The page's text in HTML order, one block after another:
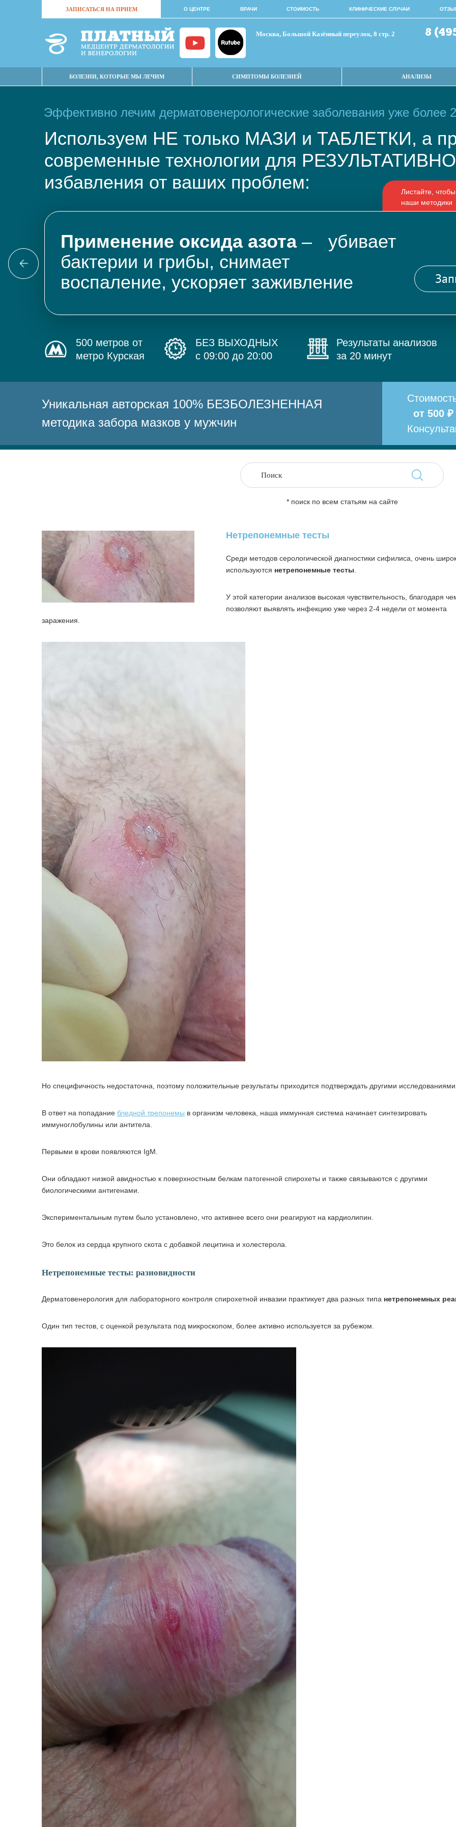
ЗАПИСАТЬСЯ НА ПРИЕМ О ЦЕНТРЕ ВРАЧИ СТОИМОСТЬ КЛИНИЧЕСКИЕ СЛУЧАИ
Москва, Большой Казённый переулок, 8 стр. 2 8
БОЛЕЗНИ, КОТОРЫЕ МЫ ЛЕЧИМ СИМПТОМЫ БОЛЕЗНЕЙ АНАЛИЗЫ
Эффективно лечим дерматовенерологические заболевания уже более
Используем НЕ только МАЗИ и ТАБЛЕТКИ, а
современные технологии для
избавления от ваших проблем:
Применение оксида азота– убивает
бактерии и грибы, снимает
воспаление, ускоряет заживление
500 метров от
метро Курская
БЕЗ ВЫХОДНЫХ
с 09:00 до 20:00
Результаты анализов
за 20 минут
Уникальная авторская 100% БЕЗБОЛЕЗНЕННАЯ
методика забора мазков у мужчин
от 500
* поиск по всем статьям на сайте
Нетрепонемные тесты
Среди методов серологической диагностики сифилиса, очень
используются нетрепонемные тесты
У этой категории анализов высокая чувствительность, благодаря
позволяют выявлять инфекцию уже через 2-4 недели от момента
заражения.
Но специфичность недостаточна, поэтому положительные результаты приходится подтверждать другими исследованиями.
В ответ на попадание бледной трепонемы в организм человека, наша иммунная система начинает синтезировать
иммуноглобулины или антитела.
Первыми в крови появляются IgM.
Они обладают низкой авидностью к поверхностным белкам патогенной спирохеты и также связываются с другими
биологическими антигенами.
Экспериментальным путем было установлено, что активнее всего они реагируют на кардиолипин.
Это белок из сердца крупного скота с добавкой лецитина и холестерола.
Нетрепонемные тесты: разновидности
Дерматовенерология для лабораторного контроля спирохетной инвазии практикует два разных типа нетрепонемных
Один тип тестов, с оценкой результата под микроскопом, более активно используется за рубежом.